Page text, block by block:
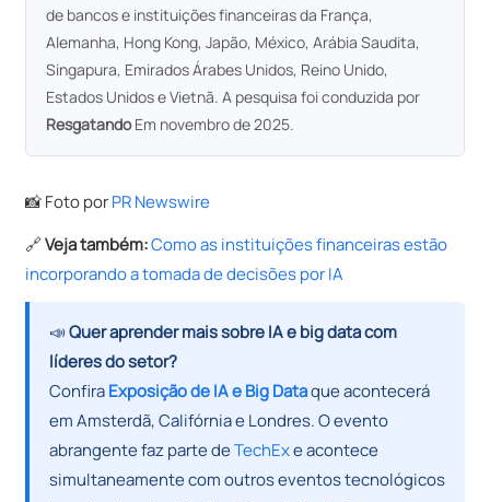
de bancos e instituições financeiras da França,
Alemanha, Hong Kong, Japão, México, Arábia Saudita,
Singapura, Emirados Árabes Unidos, Reino Unido,
Estados Unidos e Vietnã. A pesquisa foi conduzida por
ResgatandoEm novembro de 2025.
📸Foto porPR Newswire
🔗Veja também:Como as instituições financeiras estão
incorporando a tomada de decisões por IA
📣Quer aprender mais sobre IA e big data com
líderes do setor?
ConfiraExposição de IA e Big Dataque acontecerá
em Amsterdã, Califórnia e Londres. O evento
abrangente faz parte deTechExe acontece
simultaneamente com outros eventos tecnológicos